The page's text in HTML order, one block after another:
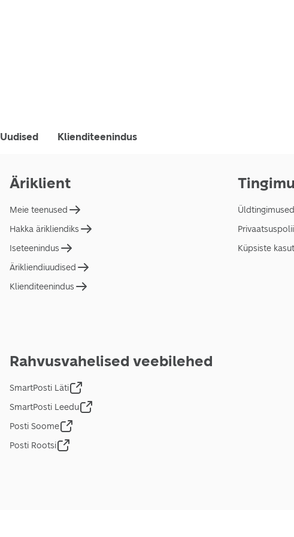
Uudised Klienditeenindus
Äriklient
Meie teenused
Hakka ärikliendiks
Iseteenindus
Ärikliendiuudised
Klienditeenindus
Üldtingimused
Küpsiste
Rahvusvahelised veebilehed
SmartPosti Läti
SmartPosti Leedu
Posti Soome
Posti Rootsi